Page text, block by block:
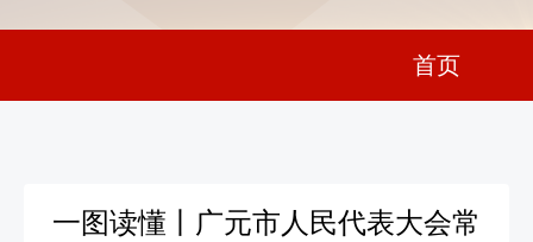
首页
一图读懂丨广元市人民代表大会常